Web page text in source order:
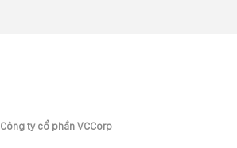
Công ty cổ phần VCCorp